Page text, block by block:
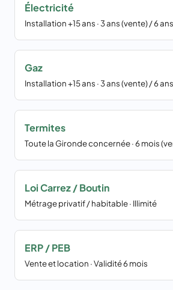
Électricité
Installation +15 ans · 3 ans (vente) / 6
Gaz
Installation +15 ans · 3 ans (vente) / 6
Termites
Toute la Gironde concernée · 6 mois
Loi Carrez / Boutin
Métrage privatif / habitable · Illimité
ERP / PEB
Vente et location · Validité 6 mois